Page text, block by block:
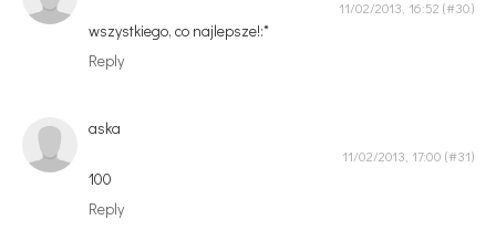
11/02/2013, 16:52
wszystkiego, co najlepsze!:*
Reply
aska
11/02/2013, 17:00
100
Reply